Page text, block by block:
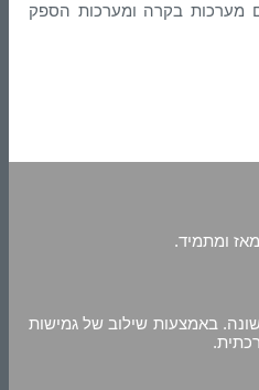
מערכות בקרה ומערכות הספק
ומתמיד.
באמצעות שילוב של גמישות